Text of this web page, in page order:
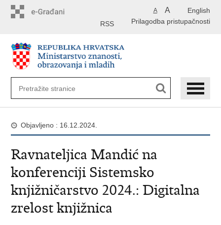
English
A A
Prilagodba pristupačnosti
RSS
Objavljeno : 16.12.2024.
Ravnateljica Mandić na
konferenciji Sistemsko
knjižničarstvo 2024.: Digitalna
zrelost knjižnica